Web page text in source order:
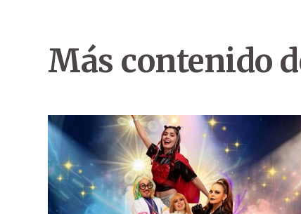
Más contenido